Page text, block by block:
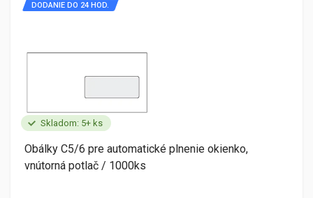
Skladom: 5+ ks
DODANIE DO 24 HOD.
Obálky C5/6 pre automatické plnenie okienko,
vnútorná potlač / 1000ks